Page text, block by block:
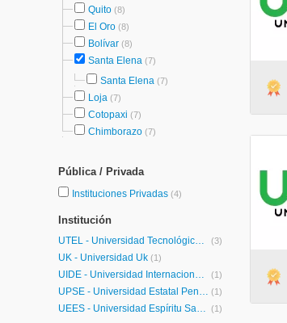
Quito (8)
El Oro (8)
Bolívar (8)
Santa Elena (7)
Santa Elena (7)
Loja (7)
Cotopaxi (7)
Chimborazo (7)
Pública / Privada
Instituciones Privadas (4)
Institución
UTEL - Universidad Tecnológica Latinoamericana en Línea Ecuador (3)
UK - Universidad Uk (1)
UIDE - Universidad Internacional de Ecuador (1)
UPSE - Universidad Estatal Peninsula de Santa Elena (1)
UEES - Universidad Espíritu Santo (1)